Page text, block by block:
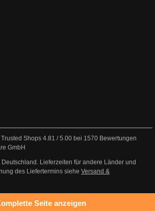
Shops 4.81 /5.00 bei 1570 Bewertungen
GmbH
Lieferzeiten für andere Länder und
des Liefertermins siehe Versand &
Seite anzeigen